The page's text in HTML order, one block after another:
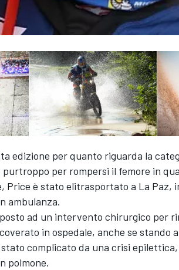
edizione per quanto riguarda la
per rompersi il femore in
Price è stato elitrasportato a La Paz,
ambulanza.
ad un intervento chirurgico per
in ospedale, anche se stando
complicato da una crisi
polmone.